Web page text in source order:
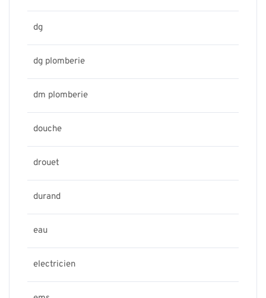
dg
dg plomberie
dm plomberie
douche
drouet
durand
eau
electricien